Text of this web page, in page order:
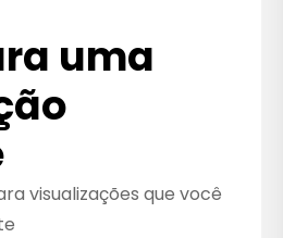
uma
visualizações que você